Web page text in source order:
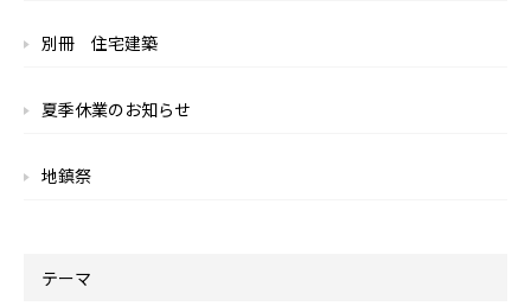
別冊 住宅建築
夏季休業のお知らせ
地鎮祭
テーマ